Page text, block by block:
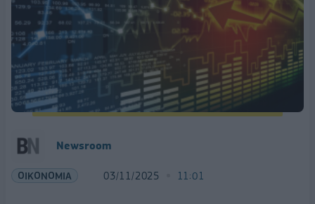
Newsroom
ΟΙΚΟΝΟΜΙΑ 03/11/2025 11:01